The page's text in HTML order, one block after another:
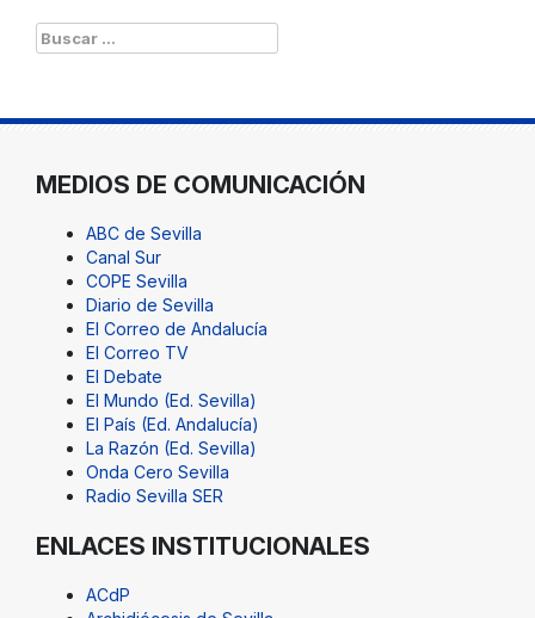
Buscar:
MEDIOS DE COMUNICACIÓN
ABC de Sevilla
Canal Sur
COPE Sevilla
Diario de Sevilla
El Correo de Andalucía
El Correo TV
El Debate
El Mundo (Ed. Sevilla)
El País (Ed. Andalucía)
La Razón (Ed. Sevilla)
Onda Cero Sevilla
Radio Sevilla SER
ENLACES INSTITUCIONALES
ACdP